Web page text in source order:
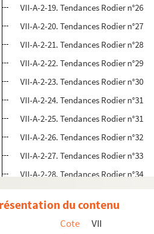
VII-A-2-19. Tendances Rodier n°26
VII-A-2-20. Tendances Rodier n°27
VII-A-2-21. Tendances Rodier n°28
VII-A-2-22. Tendances Rodier n°29
VII-A-2-23. Tendances Rodier n°30
VII-A-2-24. Tendances Rodier n°31
VII-A-2-25. Tendances Rodier n°31
VII-A-2-26. Tendances Rodier n°32
VII-A-2-27. Tendances Rodier n°33
VII-A-2-28. Tendances Rodier n°34
VII-A-2-29. Tendances Rodier n°36
du contenu
Cote
VII